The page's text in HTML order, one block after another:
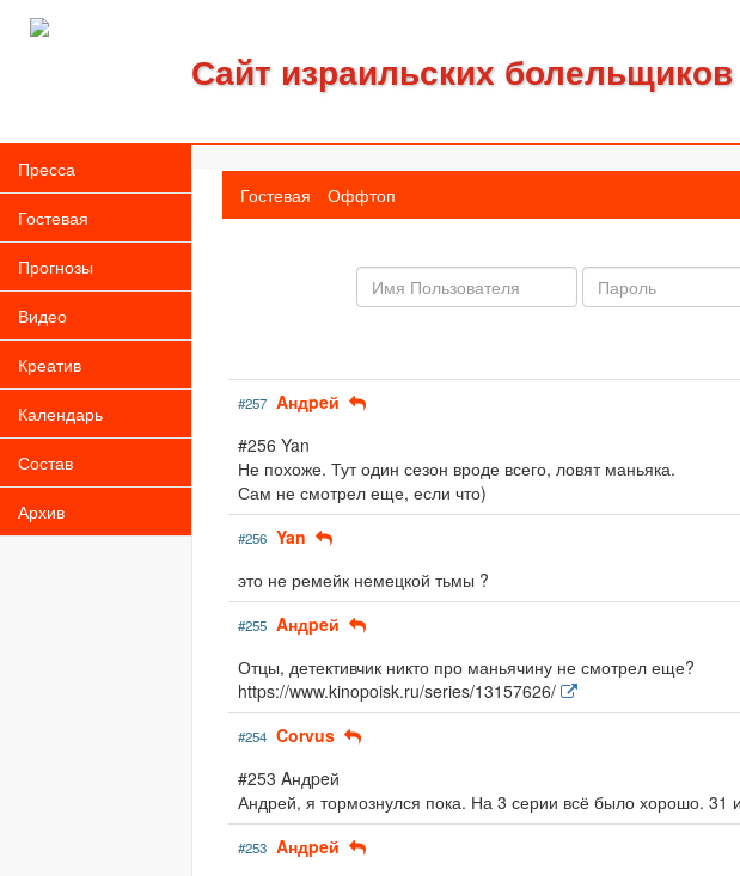
Сайт израильских
Пресса
Гостевая
Прогнозы
Видео
Креатив
Календарь
Состав
Архив
Гостевая Оффтоп
Имя
пользователя
Пароль:
#257 Aндpeй
#256 Yan
Не похоже. Тут один сезон вроде всего, ловят маньяка.
Сам не смотрел еще, если что)
#256 Yan
это не ремейк немецкой тьмы ?
#255 Aндpeй
Отцы, детективчик никто про маньячину не смотрел еще?
https://www.kinopoisk.ru/series/13157626/
#254 Corvus
#253 Aндpeй
Андрей, я тормознулся пока. На 3 серии всё было хорошо. 31
#253 Aндpeй